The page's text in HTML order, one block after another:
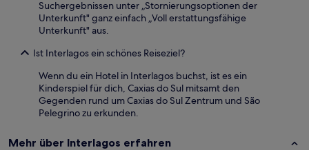
Suchergebnissen unter „Stornierungsoptionen der
Unterkunft" ganz einfach „Voll erstattungsfähige
Unterkunft" aus.
Ist Interlagos ein schönes Reiseziel?
Wenn du ein Hotel in Interlagos buchst, ist es ein
Kinderspiel für dich, Caxias do Sul mitsamt den
Gegenden rund um Caxias do Sul Zentrum und São
Pelegrino zu erkunden.
Mehr über Interlagos erfahren